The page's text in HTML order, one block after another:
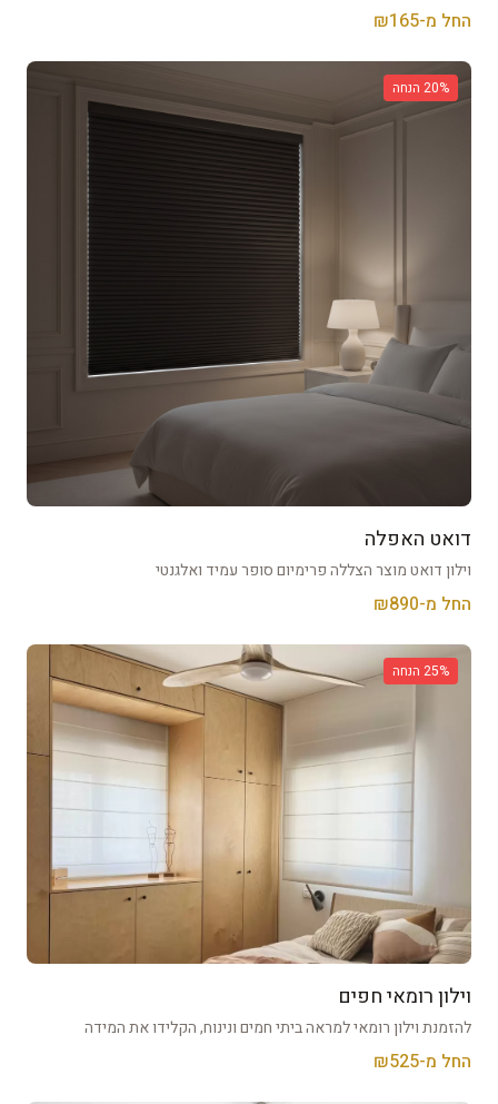
החל מ-₪165
20% הנחה
דואט האפלה
וילון דואט מוצר הצללה פרימיום סופר עמיד ואלגנטי
החל מ-₪890
25% הנחה
וילון רומאי חפים
להזמנת וילון רומאי למראה ביתי חמים ונינוח, הקלידו את המידה
החל מ-₪525